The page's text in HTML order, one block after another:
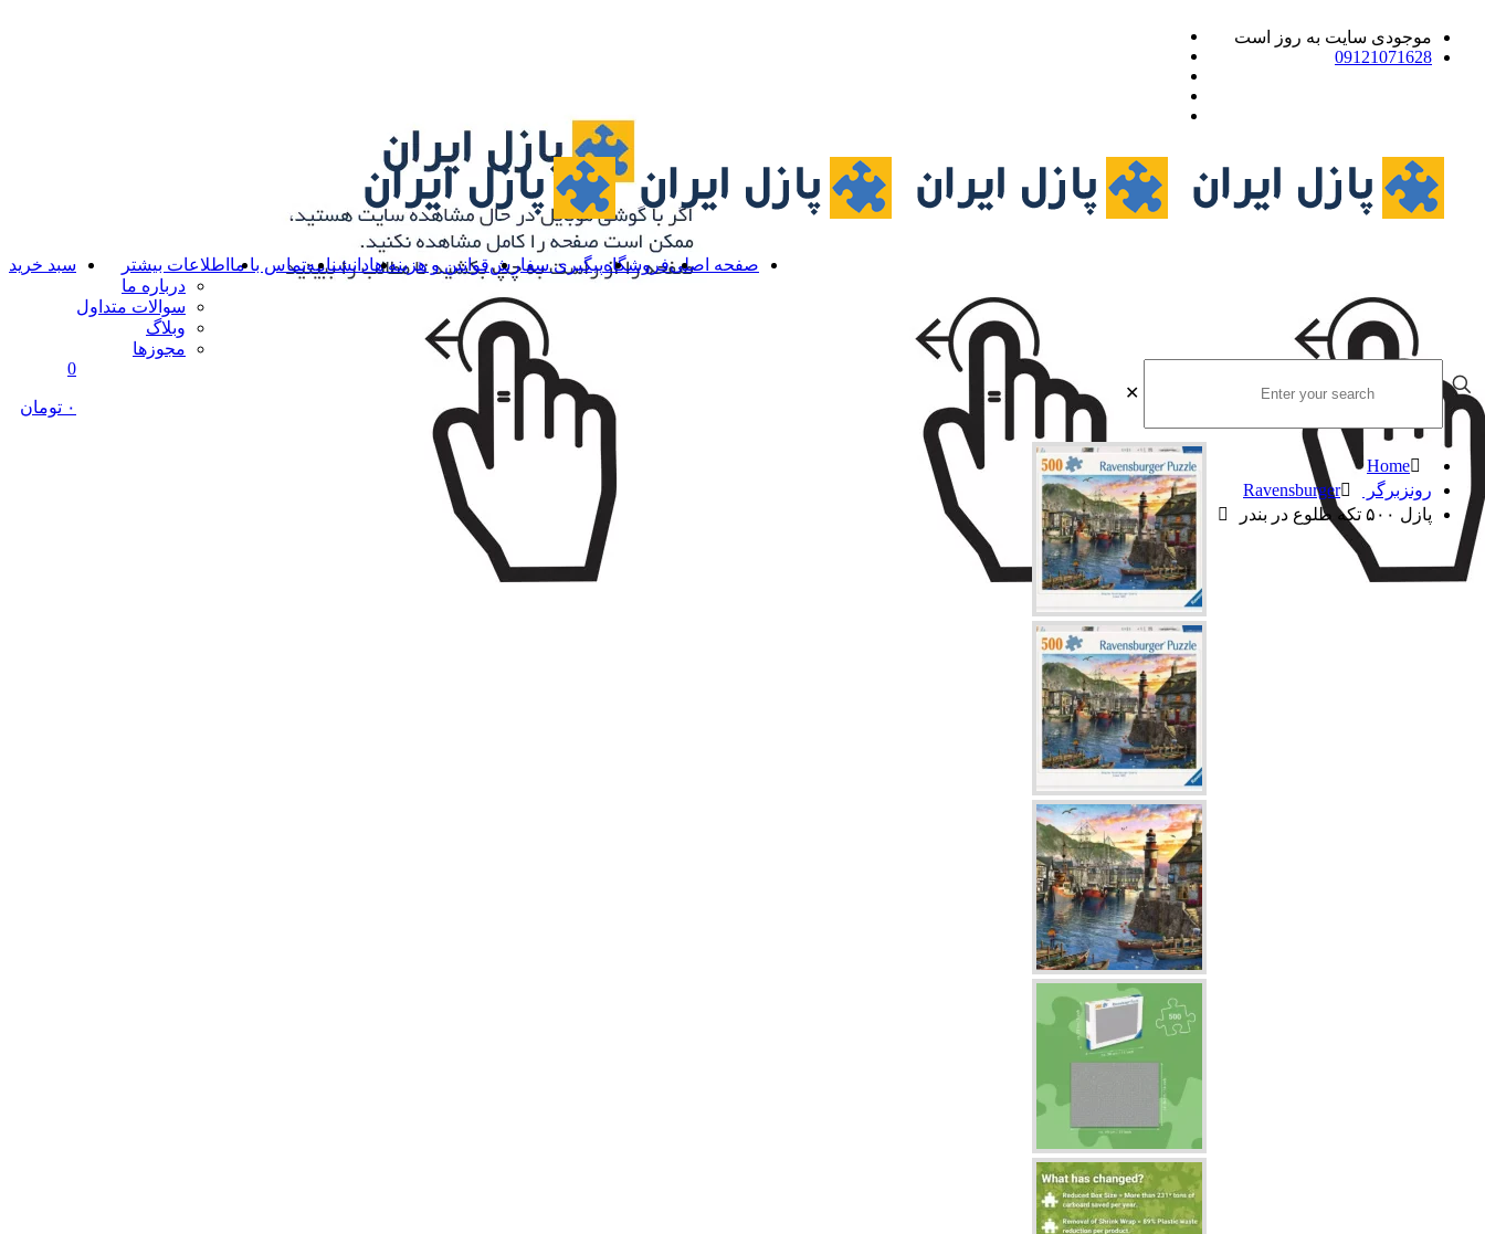
موجودی سایت به روز است
09121071628
صفحه اصلیفروشگاهپیگیری سفارشقوانین و هزینه هادانشنامهتماس با ما اطلاعات بیشتر
درباره ما
سوالات متداول
وبلاگ
مجوزها
سبد خرید
0
۰ تومان
✕
Home
رونزبرگر Ravensburger
پازل ۵۰۰ تکه طلوع در بندر